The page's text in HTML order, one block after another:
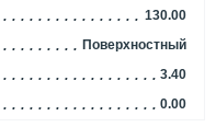
130.00
Поверхностный
3.40
0.00